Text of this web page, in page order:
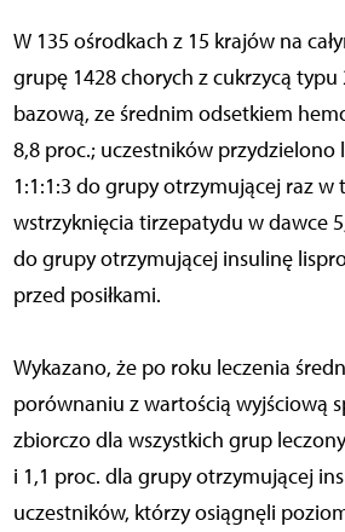
W 135 ośrodkach z 15 krajów na
grupę 1428 chorych z cukrzycą
bazową, ze średnim odsetkiem
8,8 proc.; uczestników przydzielono
1:1:1:3 do grupy otrzymującej raz
wstrzyknięcia tirzepatydu w dawce
do grupy otrzymującej insulinę
przed posiłkami.
Wykazano, że po roku leczenia
porównaniu z wartością wyjściową
zbiorczo dla wszystkich grup
i 1,1 proc. dla grupy otrzymującej
uczestników, którzy osiągnęli